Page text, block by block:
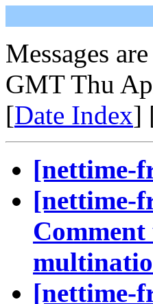
Messages
GMT Thu
[Date Index]
[nettime-
[nettime-
Comment
[nettime-